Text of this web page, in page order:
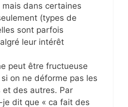
dans certaines
(types de
sont parfois
leur intérêt
peut être fructueuse
on ne déforme pas les
et des autres. Par
je dit que « ca fait des